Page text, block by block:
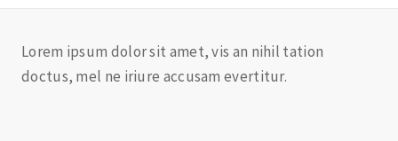
Lorem ipsum dolor sit amet, vis an nihil tation
doctus, mel ne iriure accusam evertitur.